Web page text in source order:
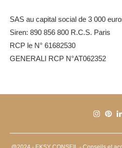
SAS au capital social de 3 000
Siren: 890 856 800 R.C.S. Paris
RCP le N° 61682530
GENERALI RCP N°AT062352